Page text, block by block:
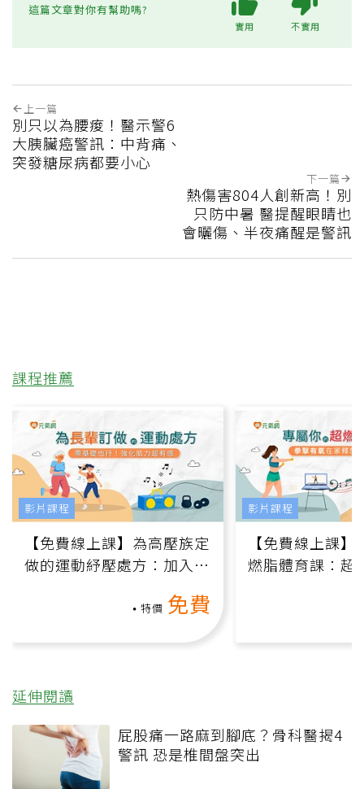
這篇文章對你有幫助嗎?
實用 不實用
上一篇
別只以為腰痠！醫示警6
大胰臟癌警訊：中背痛、
突發糖尿病都要小心
下一篇
熱傷害804人創新高！別
只防中暑 醫提醒眼睛也
會曬傷、半夜痛醒是警訊
課程推薦
【免費線上課】為高壓族定
做的運動紓壓處方：加入行
特價 免費
影片課程
【免費線上課
燃脂體育課：超
影片課程
延伸閱讀
屁股痛一路麻到腳底？骨科醫揭4
警訊 恐是椎間盤突出